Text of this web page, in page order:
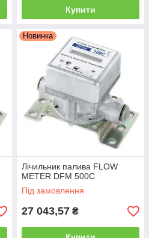
Купити
Новинка
Лічильник палива FLOW
METER DFM 500C
Під замовлення
27 043,57 ₴